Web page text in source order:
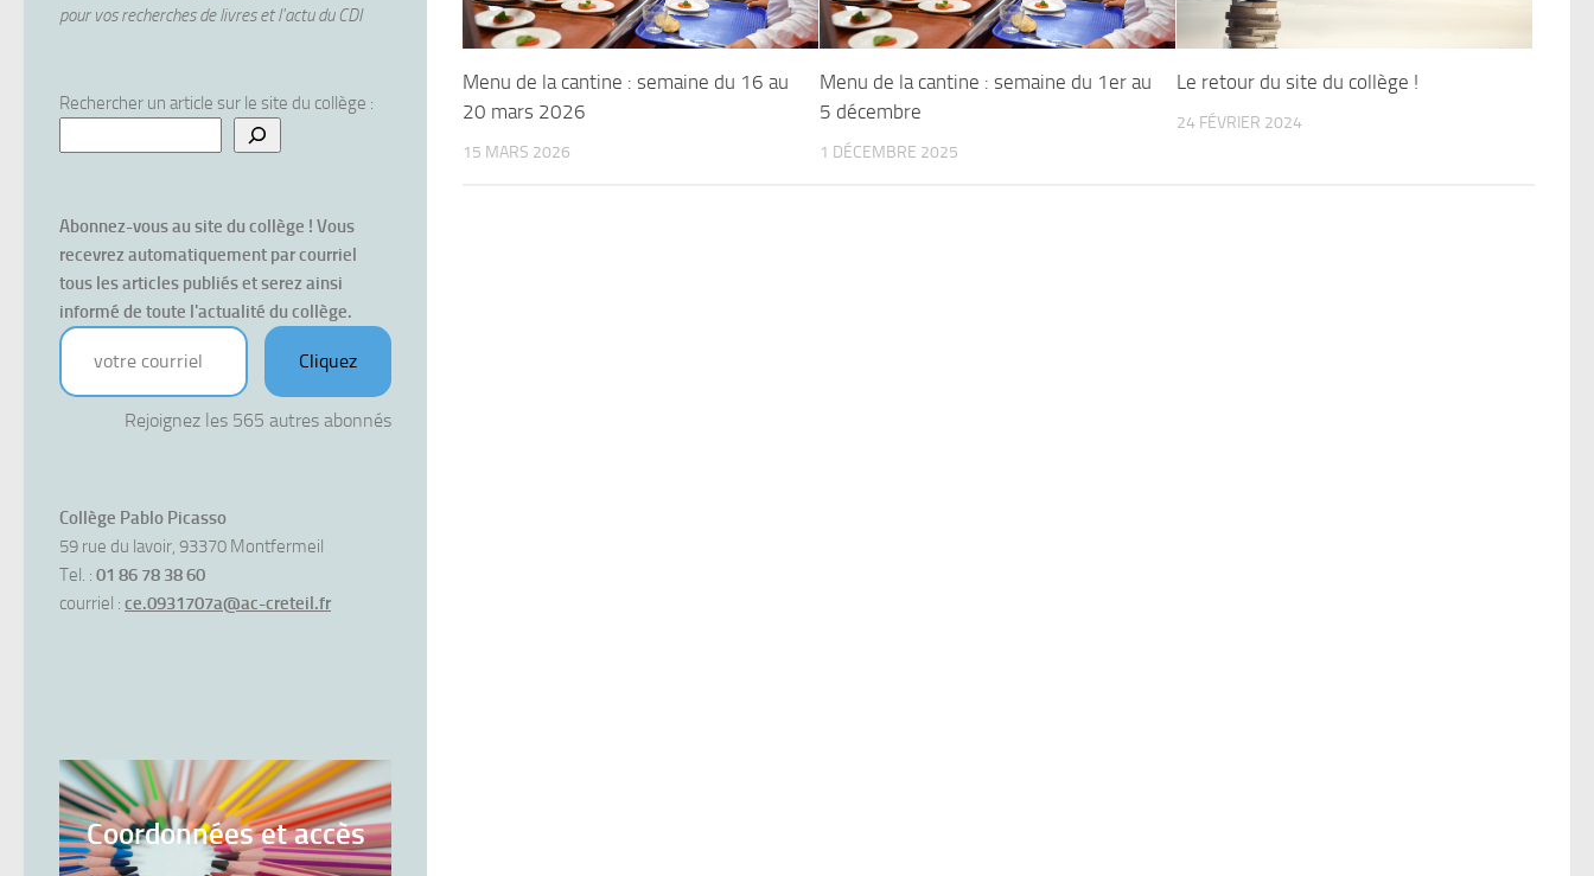
Menu de la cantine : semaine du 16 au
20 mars 2026
15 MARS 2026
Menu de la cantine : semaine du 1er au
5 décembre
1 DÉCEMBRE 2025
Le retour du site du collège !
24 FÉVRIER 2024
pour vos recherches de livres et l'actu du CDI
Rechercher un article sur le site du collège :
Abonnez-vous au site du collège ! Vous
recevrez automatiquement par courriel
tous les articles publiés et serez ainsi
informé de toute l'actualité du collège.
votre courriel
Cliquez
Rejoignez les 565 autres abonnés
Collège Pablo Picasso
59 rue du lavoir, 93370 Montfermeil
Tel. : 01 86 78 38 60
courriel : ce.0931707a@ac-creteil.fr
Coordonnées et accès